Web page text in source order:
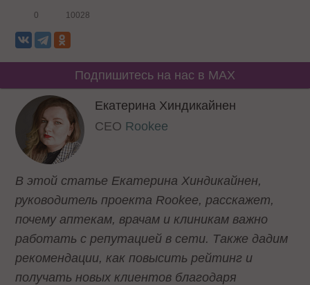
0 10028
Подпишитесь на нас в MAX
Екатерина Хиндикайнен
CEO Rookee
В этой статье Екатерина Хиндикайнен,
руководитель проекта Rookee, расскажет,
почему аптекам, врачам и клиникам важно
работать с репутацией в сети. Также дадим
рекомендации, как повысить рейтинг и
получать новых клиентов благодаря